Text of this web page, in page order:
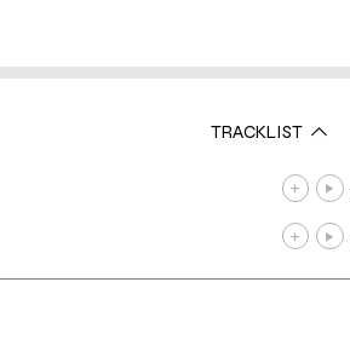
TRACKLIST